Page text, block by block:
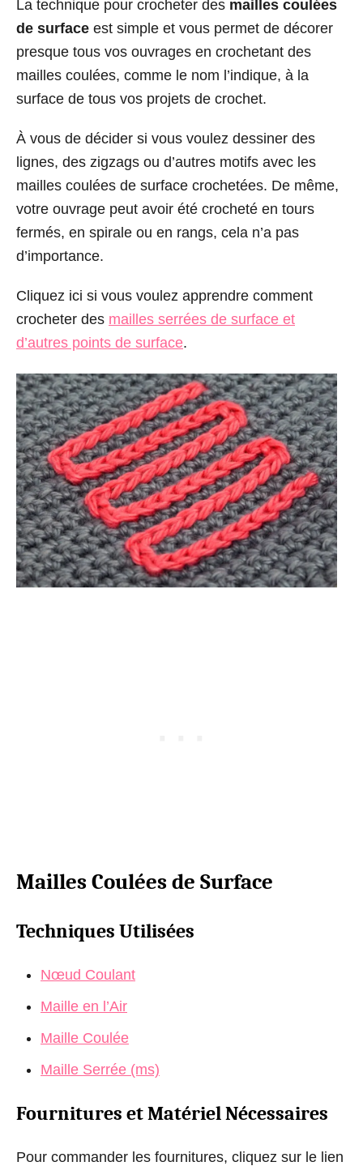
La technique pour crocheter des mailles coulées
de surface est simple et vous permet de décorer
presque tous vos ouvrages en crochetant des
mailles coulées, comme le nom l’indique, à la
surface de tous vos projets de crochet.
À vous de décider si vous voulez dessiner des
lignes, des zigzags ou d’autres motifs avec les
mailles coulées de surface crochetées. De même,
votre ouvrage peut avoir été crocheté en tours
fermés, en spirale ou en rangs, cela n’a pas
d’importance.
Cliquez ici si vous voulez apprendre comment
crocheter des mailles serrées de surface et
d’autres points de surface.
Mailles Coulées de Surface
Techniques Utilisées
Nœud Coulant
Maille en l’Air
Maille Coulée
Maille Serrée (ms)
Fournitures et Matériel Nécessaires
Pour commander les fournitures, cliquez sur le lien